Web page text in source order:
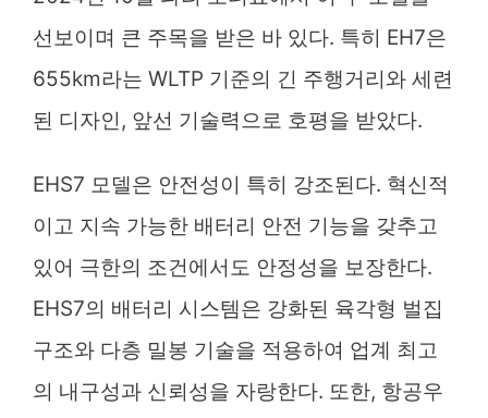
선보이며 큰 주목을 받은 바 있다. 특히 EH7은
655km라는 WLTP 기준의 긴 주행거리와 세련
된 디자인, 앞선 기술력으로 호평을 받았다.
EHS7 모델은 안전성이 특히 강조된다. 혁신적
이고 지속 가능한 배터리 안전 기능을 갖추고
있어 극한의 조건에서도 안정성을 보장한다.
EHS7의 배터리 시스템은 강화된 육각형 벌집
구조와 다층 밀봉 기술을 적용하여 업계 최고
의 내구성과 신뢰성을 자랑한다. 또한, 항공우